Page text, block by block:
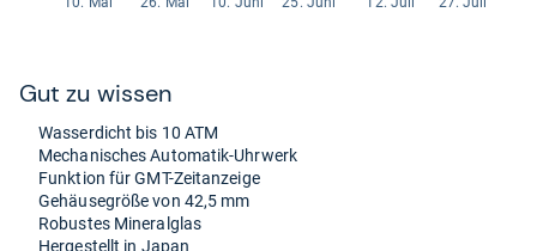
Gut zu wis­sen
Was­ser­dicht bis 10 ATM
Mecha­ni­sches Auto­ma­tik-​Uhr­werk
Funk­tion für GMT-​Zeit­an­zeige
Gehäu­se­größe von 42,5 mm
Robus­tes Mine­ral­glas
Her­ge­stellt in Japan